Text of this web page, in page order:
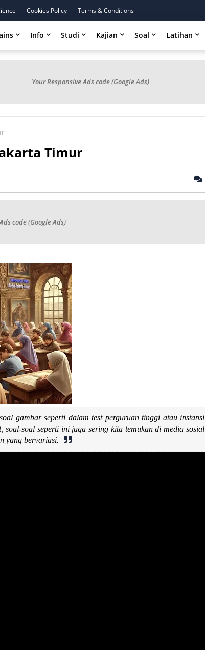
Cookies Policy Terms & Conditions
Info Studi Kajian Soal Latihan
Your Responsive Ads code (Google Ads)
Timur
code (Google Ads)
gambar seperti dalam test perguruan tinggi atau instansi
soal seperti ini juga sering kita temukan di media sosial
yang bervariasi.